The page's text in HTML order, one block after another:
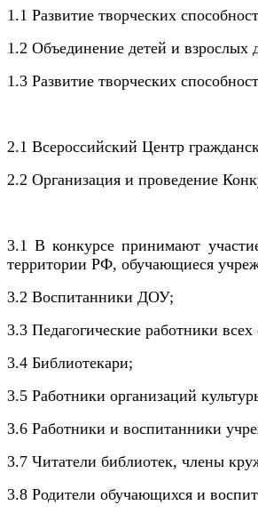
1.1 Развитие творческих
1.2 Объединение детей и взрослых
1.3 Развитие творческих
2.1 Всероссийский Центр
2.2 Организация и проведение
3.1 В конкурсе принимают
территории РФ, обучающиеся
3.2 Воспитанники ДОУ;
3.3 Педагогические работники
3.4 Библиотекари;
3.5 Работники организаций
3.6 Работники и воспитанники
3.7 Читатели библиотек, члены
3.8 Родители обучающихся и